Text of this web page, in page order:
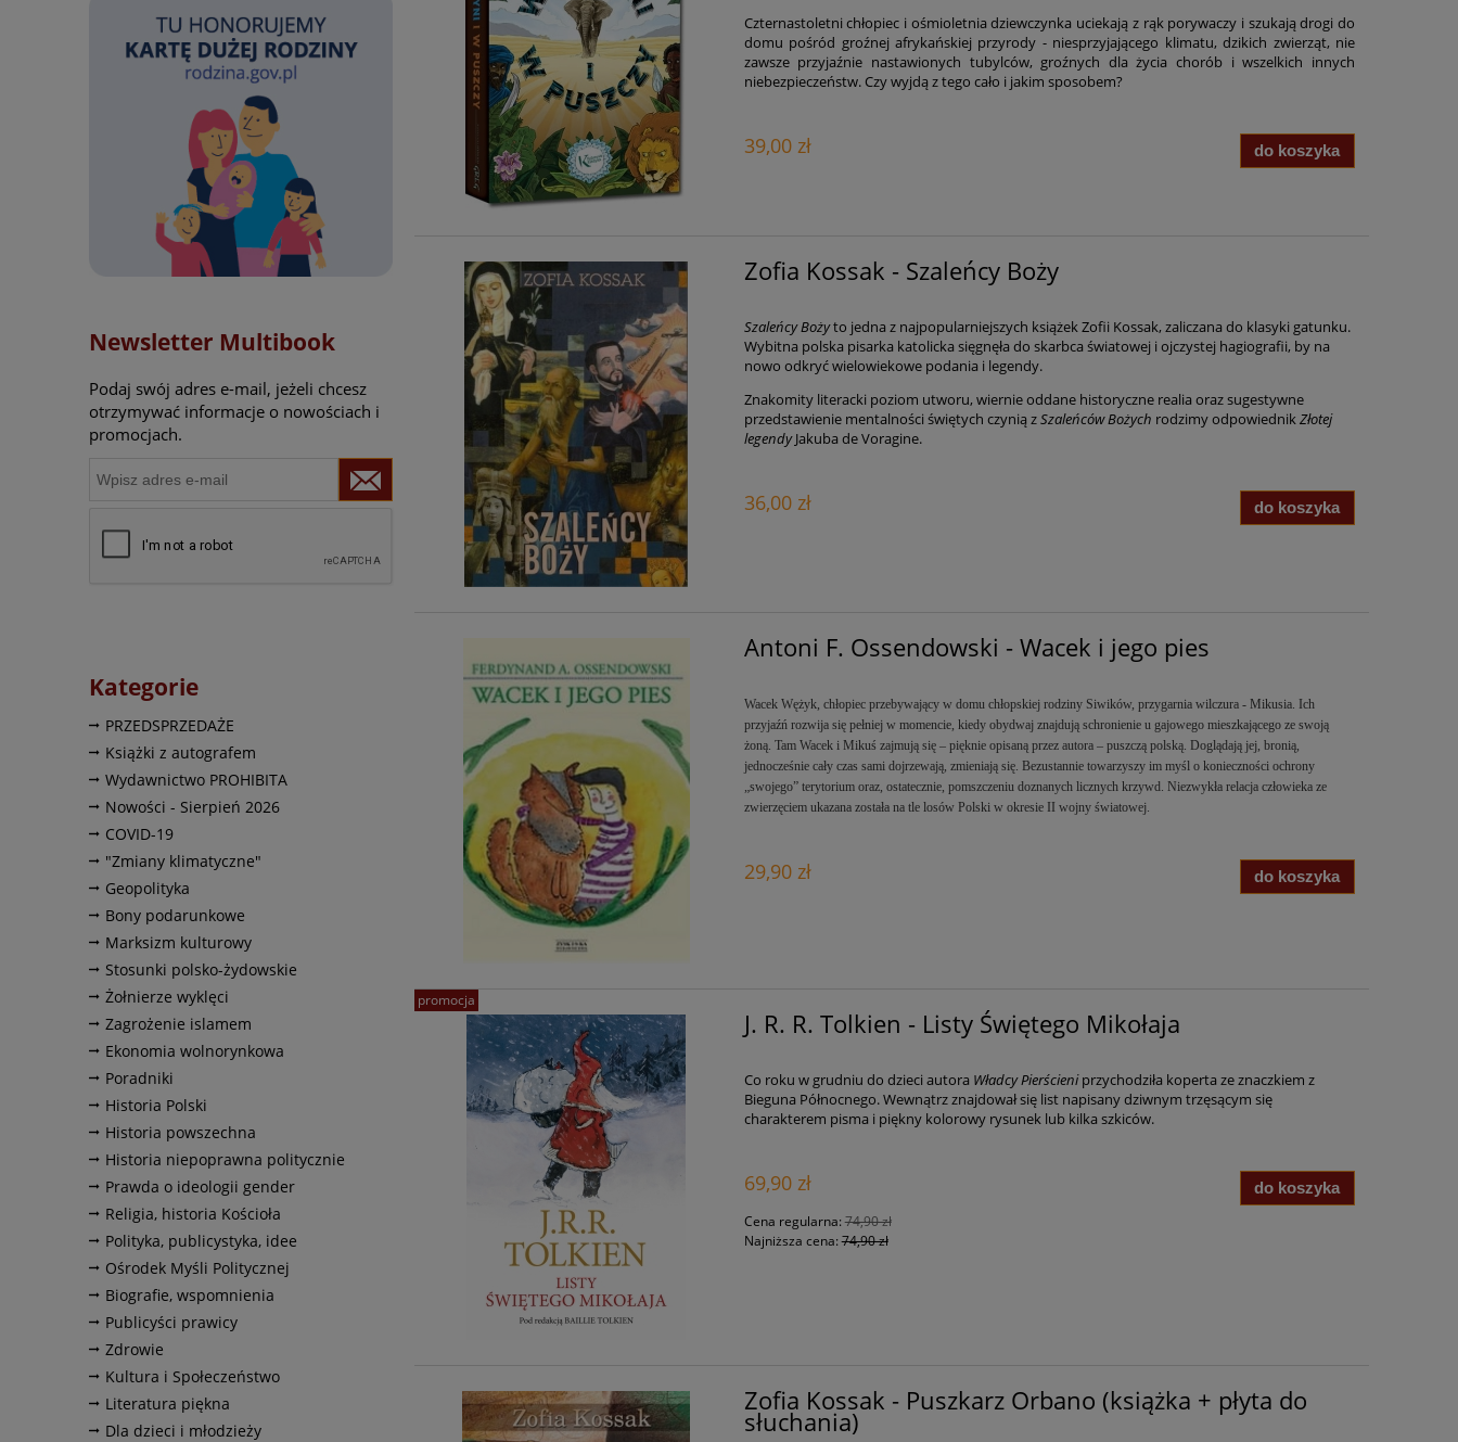
Newsletter Multibook
Podaj swój adres e-mail, jeżeli chcesz
otrzymywać informacje o nowościach i
promocjach.
Kategorie
PRZEDSPRZEDAŻE
Książki z autografem
Wydawnictwo PROHIBITA
Nowości - Sierpień 2026
COVID-19
"Zmiany klimatyczne"
Geopolityka
Bony podarunkowe
Marksizm kulturowy
Stosunki polsko-żydowskie
Żołnierze wyklęci
Zagrożenie islamem
Ekonomia wolnorynkowa
Poradniki
Historia Polski
Historia powszechna
Historia niepoprawna politycznie
Prawda o ideologii gender
Religia, historia Kościoła
Polityka, publicystyka, idee
Ośrodek Myśli Politycznej
Biografie, wspomnienia
Publicyści prawicy
Zdrowie
Kultura i Społeczeństwo
Literatura piękna
Dla dzieci i młodzieży
Czternastoletni chłopiec i ośmioletnia dziewczynka uciekają z rąk porywaczy i szukają drogi do
domu pośród groźnej afrykańskiej przyrody - niesprzyjającego klimatu, dzikich zwierząt, nie
zawsze przyjaźnie nastawionych tubylców, groźnych dla życia chorób i wszelkich innych
niebezpieczeństw. Czy wyjdą z tego cało i jakim sposobem?
39,00 zł do koszyka
Zofia Kossak - Szaleńcy Boży
Szaleńcy Bożyto jedna z najpopularniejszych książek Zofii Kossak, zaliczana do klasyki gatunku.
Wybitna polska pisarka katolicka sięgnęła do skarbca światowej i ojczystej hagiografii, by na
nowo odkryć wielowiekowe podania i legendy.
Znakomity literacki poziom utworu, wiernie oddane historyczne realia oraz sugestywne
przedstawienie mentalności świętych czynią zSzaleńców Bożych rodzimy odpowiednikZłotej
legendyJakuba de Voragine.
36,00 zł do koszyka
Antoni F. Ossendowski - Wacek i jego pies
Wacek Wężyk, chłopiec przebywający w domu chłopskiej rodziny Siwików, przygarnia wilczura - Mikusia. Ich
przyjaźń rozwija się pełniej w momencie, kiedy obydwaj znajdują schronienie u gajowego mieszkającego ze swoją
żoną. Tam Wacek i Mikuś zajmują się – pięknie opisaną przez autora – puszczą polską. Doglądają jej, bronią,
jednocześnie cały czas sami dojrzewają, zmieniają się. Bezustannie towarzyszy im myśl o konieczności ochrony
„swojego” terytorium oraz, ostatecznie, pomszczeniu doznanych licznych krzywd. Niezwykła relacja człowieka ze
zwierzęciem ukazana została na tle losów Polski w okresie II wojny światowej.
29,90 zł do koszyka
J. R. R. Tolkien - Listy Świętego Mikołaja
Co roku w grudniu do dzieci autora Władcy Pierścieniprzychodziła koperta ze znaczkiem z
Bieguna Północnego. Wewnątrz znajdował się list napisany dziwnym trzęsącym się
charakterem pisma i piękny kolorowy rysunek lub kilka szkiców.
69,90 zł
Cena regularna: 74,90 zł
Najniższa cena:74,90 zł
do koszyka
promocja
Zofia Kossak - Puszkarz Orbano (książka + płyta do
słuchania)